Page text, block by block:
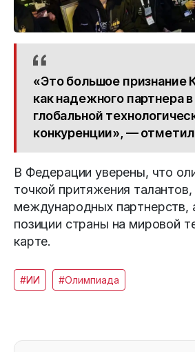
«Это большое признание
как надежного партнера
глобальной
конкуренции», —
В Федерации уверены, что
точкой притяжения
международных партнерств,
позиции страны на мировой
карте.
#ИИ #Олимпиада